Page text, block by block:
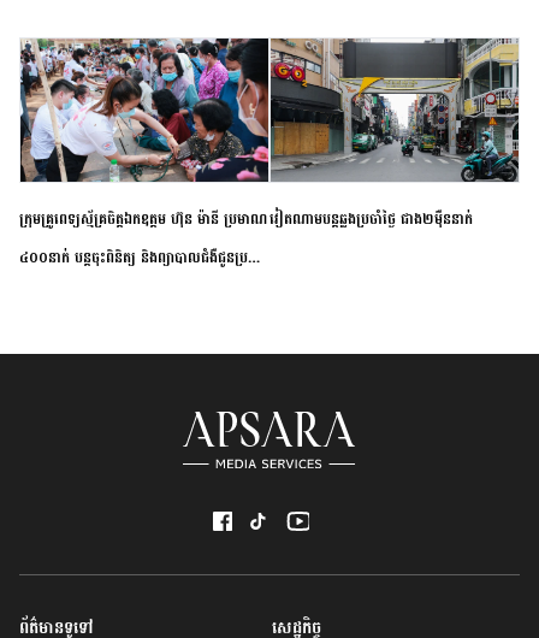
កម្រិតបឋម ដល់ឧត្តម
សិក្សានាពេលខាងមុខ
ខាងមុខនឹងបញ្ជូនសញ្ញា
នៃភាពស្អិតរមួត និង
ការប្តេជ្ញាចិត្ត
អភិវឌ្ឍន៍នុយក្លេអ៊ែរ
ខេត្តកំពង់ចាម ចុះពិនិត្យ
ពិគ្រោះជំងឺទូទៅ និងផ្តល់
ថ្នាំពេទ្យជូនប្រជាពលរដ្ឋ
រស់នៅសង្កាត់បឹងកុក
ក្រុមគ្រូពេទ្យស្ម័គ្រចិត្តឯកឧត្តម ហ៊ុន ម៉ានី ប្រមាណ
៤០០នាក់ បន្តចុះពិនិត្យ និងព្យាបាលជំងឺជូនប្រជា
វៀតណាម​បន្ត​ឆ្លង​ប្រចាំថ្ងៃ​ ​ជាង​២​ម៉ឺន​នាក់​
ព័ត៌មានទូទៅ សេដ្ឋកិច្ច